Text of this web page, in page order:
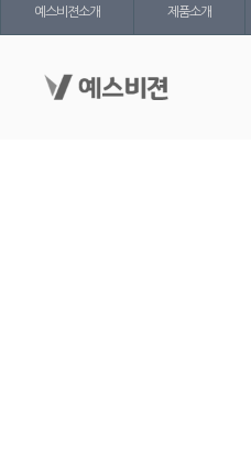
예스비젼소개 제품소개